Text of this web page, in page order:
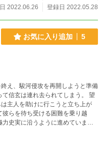
2022.06.26
登録日 2022.05.28
お気に入り追加 5
え、駿河侵攻を再開しようと準備
信玄は連れ去られてしまう。 望
主人を助けに行こうと立ち上が
の内容は歴史改変ですのであしか